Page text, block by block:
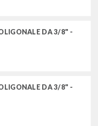
DA 3/8" -
DA 3/8" -